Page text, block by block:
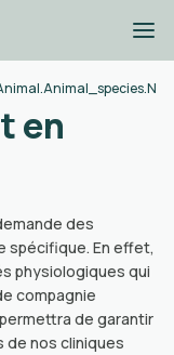
en
des
spécifique. En effet,
physiologiques qui
compagnie
de garantir
de nos cliniques